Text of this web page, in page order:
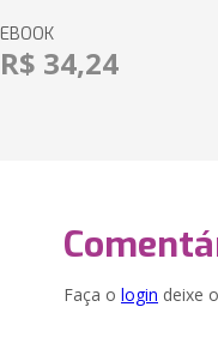
EBOOK
R$ 34,24
Faça o login deixe